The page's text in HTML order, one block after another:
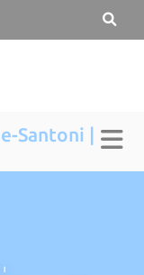
Santoni |
|